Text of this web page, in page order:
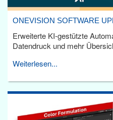
ONEVISION SOFTWARE
Erweiterte KI-gestützte
Datendruck und mehr
Weiterlesen...